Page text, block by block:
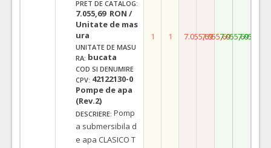
PRET DE CATALOG:
7.055,69 RON /
Unitate de mas
ura
UNITATE DE MASU
RA: bucata
COD SI DENUMIRE
CPV: 42122130-0
Pompe de apa
(Rev.2)
DESCRIERE: Pomp
a submersibila d
e apa CLASICO T
1 1 7.055,697.055,697.055,697.055,69